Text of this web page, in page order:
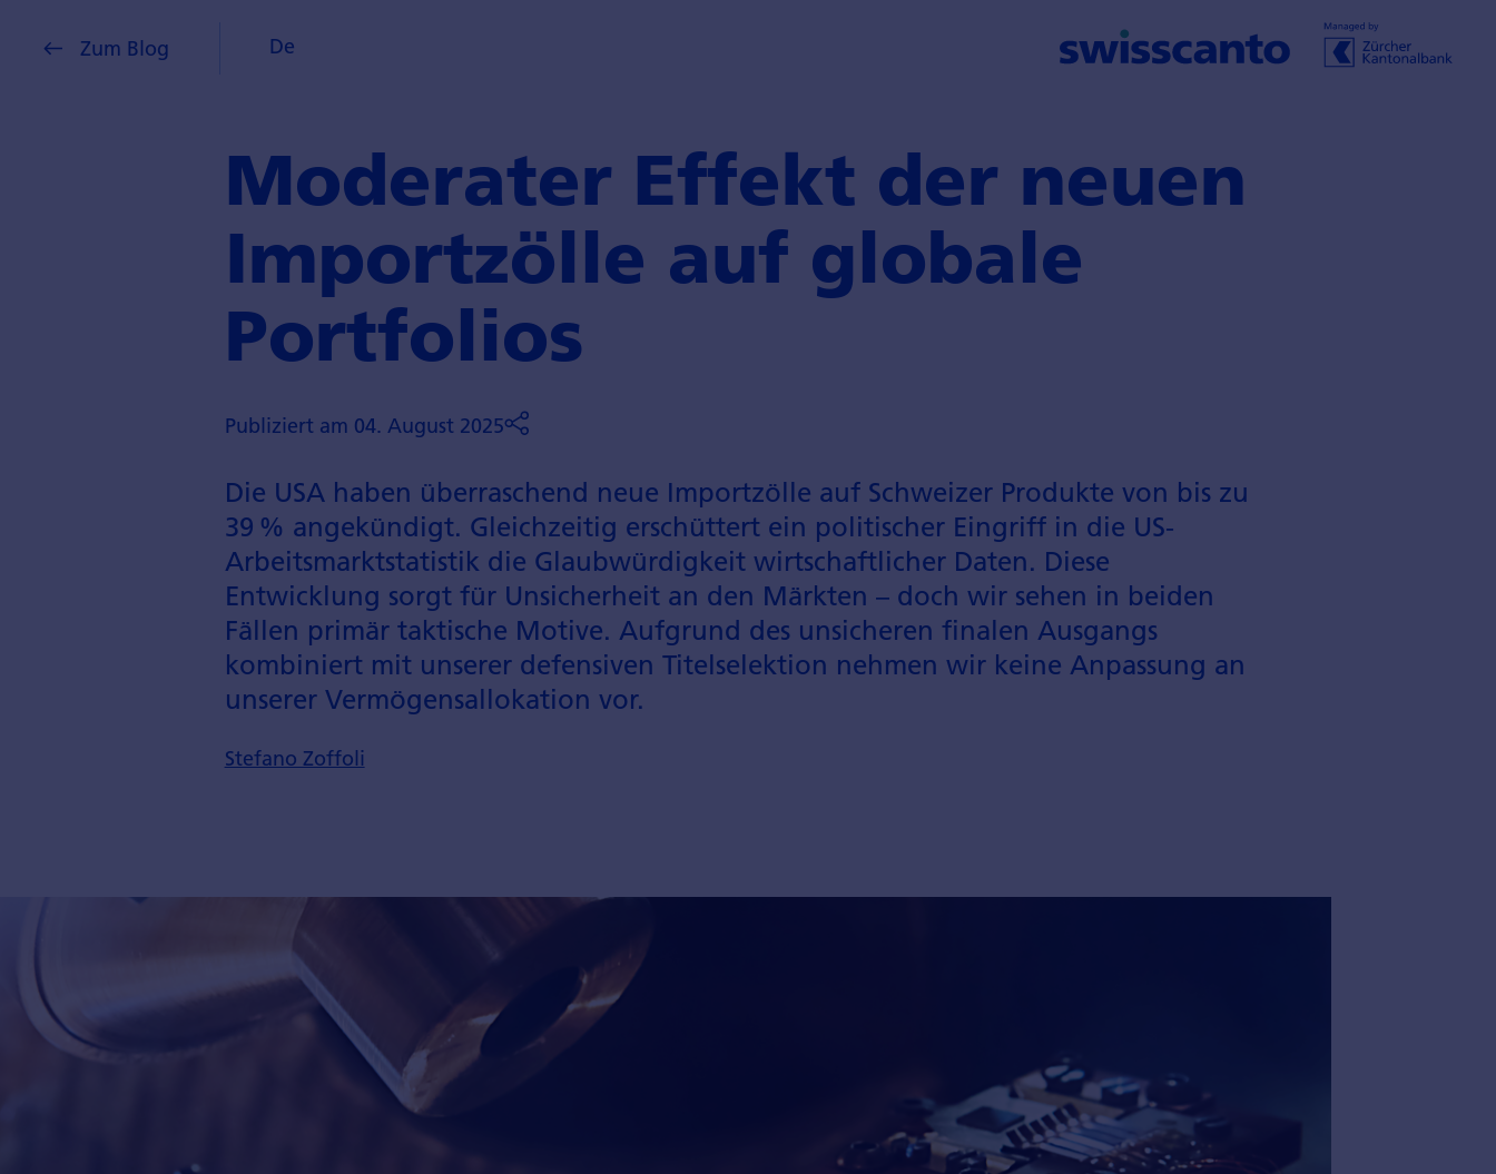
Zum Blog De
Moderater Effekt der neuen
Import­zölle auf globale
Portfolios
Publiziert am 04. August 2025
Die USA haben überraschend neue Importzölle auf Schweizer Produkte von bis zu
39 % angekündigt. Gleichzeitig erschüttert ein politischer Eingriff in die US-
Arbeitsmarkt­statistik die Glaub­würdigkeit wirtschaftlicher Daten. Diese
Entwicklung sorgt für Unsicherheit an den Märkten – doch wir sehen in beiden
Fällen primär taktische Motive. Aufgrund des unsicheren finalen Ausgangs
kombiniert mit unserer defensiven Titel­selektion nehmen wir keine Anpassung an
unserer Vermögens­allokation vor.
Stefano Zoffoli